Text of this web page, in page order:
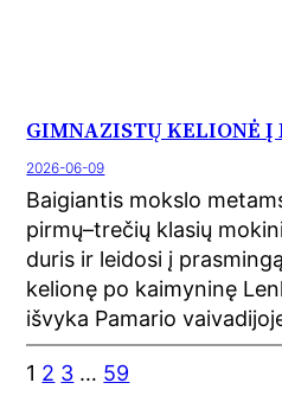
GIMNAZISTŲ KELIONĖ Į
2026-06-09
Baigiantis mokslo
pirmų–trečių klasių
duris ir leidosi į
kelionę po kaimyninę
išvyka Pamario
1 2 3 … 59